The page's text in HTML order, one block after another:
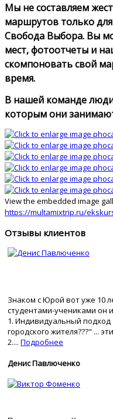
Мы не составляем
маршрутов только
Свобода Выбора. Вы
мест, фотоотчеты и
скомпоновать свой
время.
В нашей команде
которым они
View the embedded image
https://multamixtrip.ru/
Отзывы клиентов
Знаком с Юрой вот уже 10
студентами-учениками он
1. Индивидуальный
городского жителя???" ...
2.... Подробнее
Денис Павлюченко